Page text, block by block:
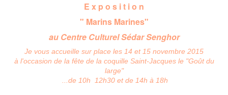
E x p o s i t i o n
" Marins Marines"
au Centre Culturel Sédar Senghor
Je vous accueille sur place les 14 et 15 novembre 2015
à l'occasion de la fête de la coquille Saint-Jacques le "Goût du
large"
...de 10h 12h30 et de 14h à 18h